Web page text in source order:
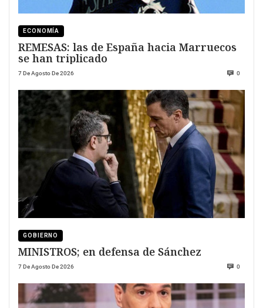
ECONOMÍA
REMESAS: las de España hacia Marruecos
se han triplicado
7 De Agosto De 2026 0
GOBIERNO
MINISTROS; en defensa de Sánchez
7 De Agosto De 2026 0